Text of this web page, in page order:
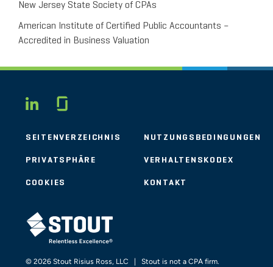
New Jersey State Society of CPAs
American Institute of Certified Public Accountants –
Accredited in Business Valuation
LINKEDIN
SEITENVERZEICHNIS NUTZUNGSBEDINGUNGEN
PRIVATSPHÄRE VERHALTENSKODEX
COOKIES KONTAKT
STOUT LOGO
© 2026 Stout Risius Ross, LLC | Stout is not a CPA firm.